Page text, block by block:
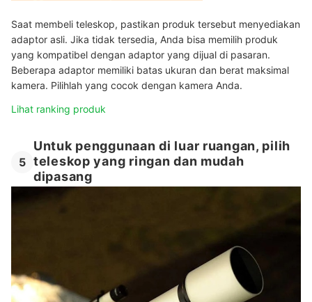
Saat membeli teleskop, pastikan produk tersebut menyediakan
adaptor asli. Jika tidak tersedia, Anda bisa memilih produk
yang kompatibel dengan adaptor yang dijual di pasaran.
Beberapa adaptor memiliki batas ukuran dan berat maksimal
kamera. Pilihlah yang cocok dengan kamera Anda.
Lihat ranking produk
5
Untuk penggunaan di luar ruangan, pilih
teleskop yang ringan dan mudah
dipasang